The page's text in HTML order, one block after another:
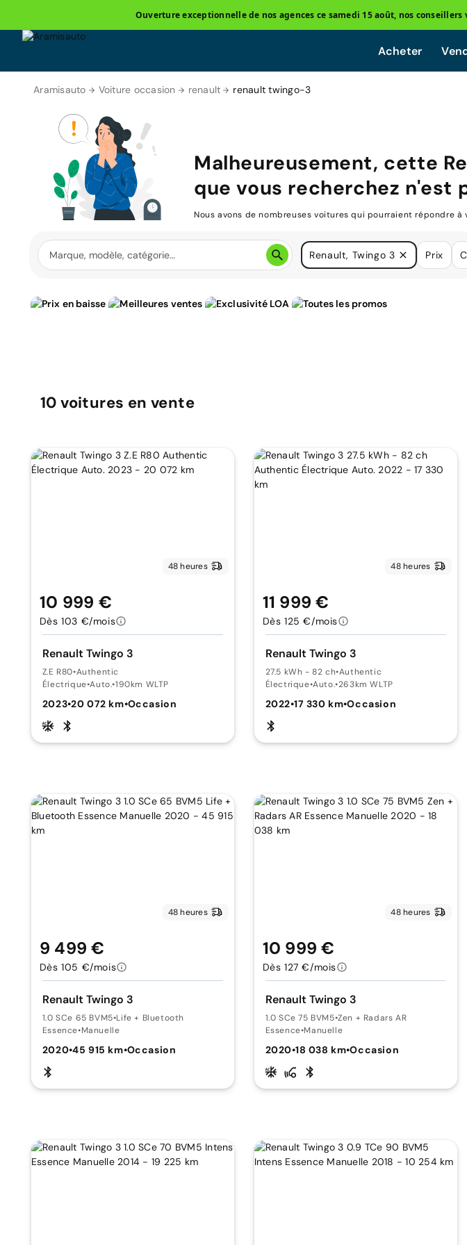
Ouverture exceptionnelle de nos agences ce samedi 15 août, nos conseillers
Acheter
Aramisauto Voiture occasion renault renault twingo-3
Malheureusement, cette
que vous recherchez n'est
Nous avons de nombreuses voitures qui pourraient répondre à
Renault, Twingo 3 Prix
10voitures en vente
48 heures
Renault Twingo 3
Z.E R80•Authentic
Électrique•Auto.•190km WLTP
2023•20 072 km•Occasion
10 999 €
Dès 103 €/mois
48 heures
Renault Twingo 3
27.5 kWh - 82 ch•Authentic
Électrique•Auto.•263km WLTP
2022•17 330 km•Occasion
11 999 €
Dès 125 €/mois
48 heures
Renault Twingo 3
1.0 SCe 65 BVM5•Life + Bluetooth
Essence•Manuelle
2020•45 915 km•Occasion
9 499 €
Dès 105 €/mois
48 heures
Renault Twingo 3
1.0 SCe 75 BVM5•Zen + Radars AR
Essence•Manuelle
2020•18 038 km•Occasion
10 999 €
Dès 127 €/mois